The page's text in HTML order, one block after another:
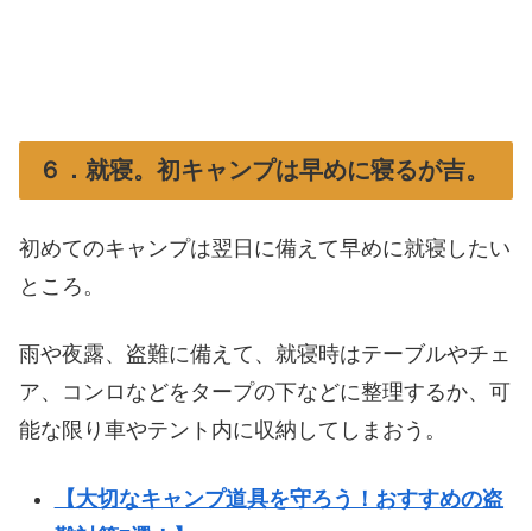
６．就寝。初キャンプは早めに寝るが吉。
初めてのキャンプは翌日に備えて早めに就寝したい
ところ。
雨や夜露、盗難に備えて、就寝時はテーブルやチェ
ア、コンロなどをタープの下などに整理するか、可
能な限り車やテント内に収納してしまおう。
【大切なキャンプ道具を守ろう！おすすめの盗